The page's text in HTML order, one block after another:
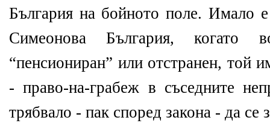
България на бойното поле. Имало
Симеонова България, когато
“пенсиониран” или отстранен, той
- право-на-грабеж в съседните
трябвало - пак според закона - да се